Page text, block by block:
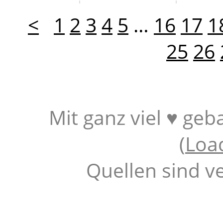
< 1 2 3 4 5 … 16 17
25 26
Mit ganz viel ♥
(
Quellen sind